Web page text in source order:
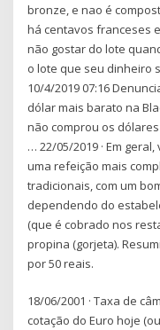
bronze, e nao é
há centavos franceses
não gostar do lote
o lote que seu dinheiro
10/4/2019 07:16
dólar mais barato na
não comprou os
… 22/05/2019 · Em
uma refeição mais
tradicionais, com um
dependendo do
(que é cobrado nos
propina (gorjeta).
por 50 reais.
18/06/2001 · Taxa de
cotação do Euro hoje